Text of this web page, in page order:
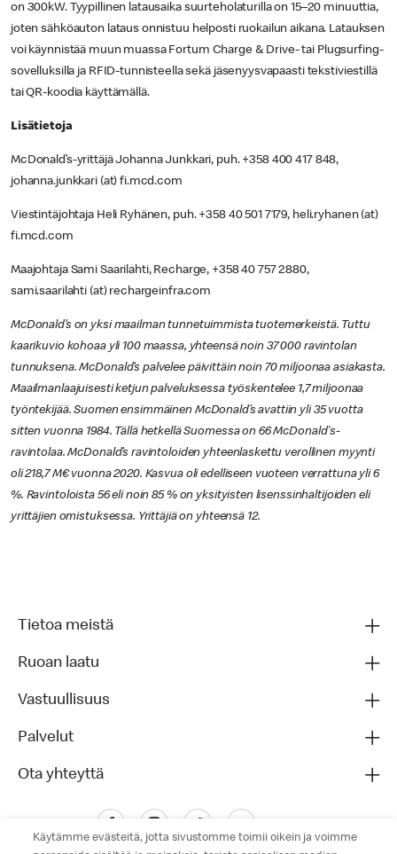
on 300kW. Tyypillinen latausaika suurteholaturilla on 15–20 minuuttia,
joten sähköauton lataus onnistuu helposti ruokailun aikana. Latauksen
voi käynnistää muun muassa Fortum Charge & Drive- tai Plugsurfing-
sovelluksilla ja RFID-tunnisteella sekä jäsenyysvapaasti tekstiviestillä
tai QR-koodia käyttämällä.
Lisätietoja
McDonald’s-yrittäjä Johanna Junkkari, puh. +358 400 417 848,
johanna.junkkari (at) fi.mcd.com
Viestintäjohtaja Heli Ryhänen, puh. +358 40 501 7179, heli.ryhanen (at)
fi.mcd.com
Maajohtaja Sami Saarilahti, Recharge, +358 40 757 2880,
sami.saarilahti (at) rechargeinfra.com
McDonald’s on yksi maailman tunnetuimmista tuotemerkeistä. Tuttu
kaarikuvio kohoaa yli 100 maassa, yhteensä noin 37 000 ravintolan
tunnuksena. McDonald’s palvelee päivittäin noin 70 miljoonaa asiakasta.
Maailmanlaajuisesti ketjun palveluksessa työskentelee 1,7 miljoonaa
työntekijää. Suomen ensimmäinen McDonald’s avattiin yli 35 vuotta
sitten vuonna 1984. Tällä hetkellä Suomessa on 66 McDonald's-
ravintolaa. McDonald’s ravintoloiden yhteenlaskettu verollinen myynti
oli 218,7 M€ vuonna 2020. Kasvua oli edelliseen vuoteen verrattuna yli 6
%. Ravintoloista 56 eli noin 85 % on yksityisten lisenssinhaltijoiden eli
yrittäjien omistuksessa. Yrittäjiä on yhteensä 12.
Tietoa meistä
Ruoan laatu
Vastuullisuus
Palvelut
Ota yhteyttä
Käytämme evästeitä, jotta sivustomme toimii oikein ja voimme